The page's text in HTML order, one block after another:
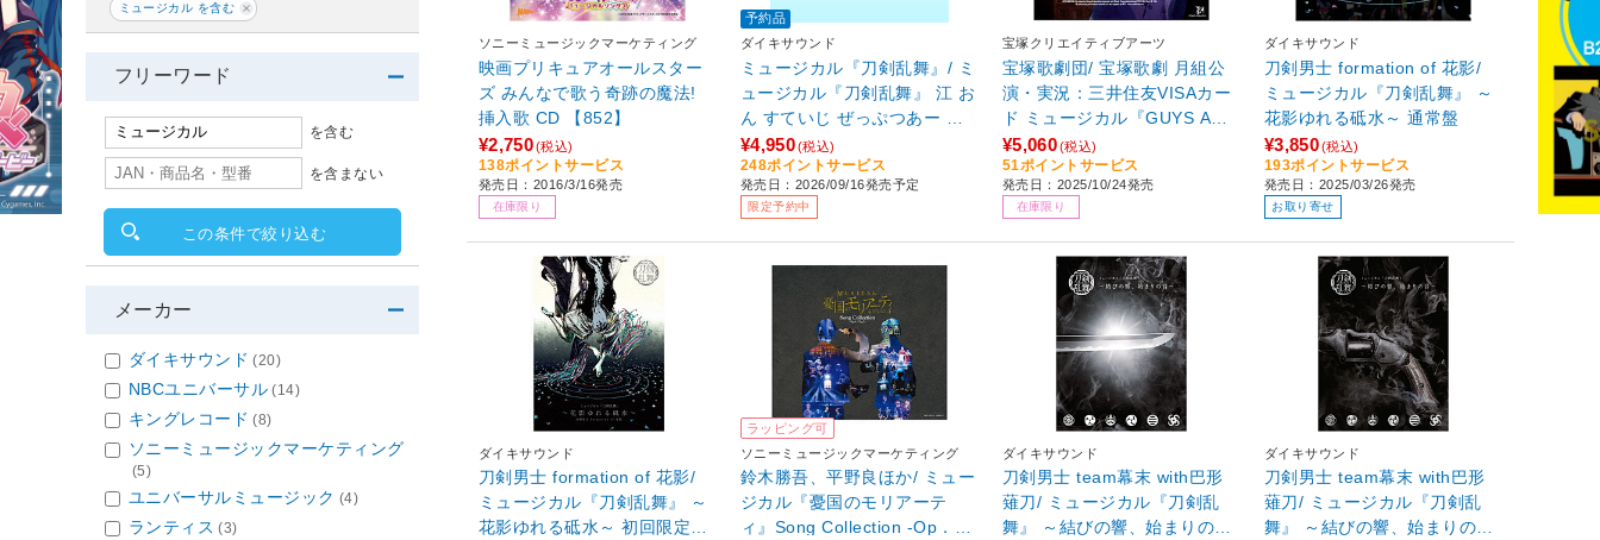
ソニーミュージックマーケティング
映画プリキュアオールスター
ズ みんなで歌う奇跡の魔法!
挿入歌 CD 【852】
¥2,750(税込)
138ポイントサービス
発売日：2016/3/16発売
在庫限り
予約品
ダイキサウンド
ミュージカル『刀剣乱舞』/ ミ
ュージカル『刀剣乱舞』 江 お
ん すていじ ぜっぷつあー り
ぶうと 初回限定盤
¥4,950(税込)
248ポイントサービス
発売日：2026/09/16発売予定
限定予約中
宝塚クリエイティブアーツ
宝塚歌劇団/ 宝塚歌劇 月組公
演・実況：三井住友VISAカー
ド ミュージカル『GUYS AND
DOLLS』
¥5,060(税込)
51ポイントサービス
発売日：2025/10/24発売
在庫限り
ダイキサウンド
刀剣男士 formation of 花影/
ミュージカル『刀剣乱舞』 ～
花影ゆれる砥水～ 通常盤
¥3,850(税込)
193ポイントサービス
発売日：2025/03/26発売
お取り寄せ
ダイキサウンド
刀剣男士 formation of 花影/
ミュージカル『刀剣乱舞』 ～
花影ゆれる砥水～ 初回限定盤
ラッピング可
ソニーミュージックマーケティング
鈴木勝吾、平野良ほか/ ミュー
ジカル『憂国のモリアーテ
ィ』Song Collection -Op．4/
ダイキサウンド
刀剣男士 team幕末 with巴形
薙刀/ ミュージカル『刀剣乱
舞』 ～結びの響、始まりの音
ダイキサウンド
刀剣男士 team幕末 with巴形
薙刀/ ミュージカル『刀剣乱
舞』 ～結びの響、始まりの音
ミュージカル を含む
フリーワード
を含む
を含まない
この条件で絞り込む
メーカー
ダイキサウンド (20)
NBCユニバーサル (14)
キングレコード (8)
ソニーミュージックマーケティング
(5)
ユニバーサルミュージック (4)
ランティス (3)